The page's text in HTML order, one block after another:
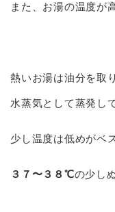
また、お湯の温度が
熱いお湯は油分を取
水蒸気として蒸発し
少し温度は低めがベ
３７〜３８℃の少し